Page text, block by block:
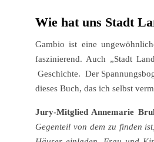
Wie hat uns Stadt
Gambio ist eine
faszinierend. Auch „Stadt
Geschichte. Der
dieses Buch, das ich selbst
Jury-Mitglied Annemarie
Gegenteil von dem zu finden